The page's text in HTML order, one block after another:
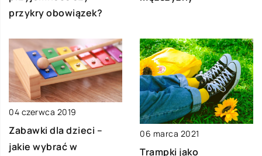
przykry obowiązek?
04 czerwca 2019
Zabawki dla dzieci –
jakie wybrać w
06 marca 2021
Trampki jako